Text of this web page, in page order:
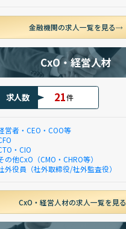
金融機関の求人一覧を見る
CxO・経営人材
求人数 21件
営者・CEO・COO等
・CIO
の他CxO（CMO・CHRO等）
外役員（社外取締役/社外監査役）
CxO・経営人材の求人一覧を見る